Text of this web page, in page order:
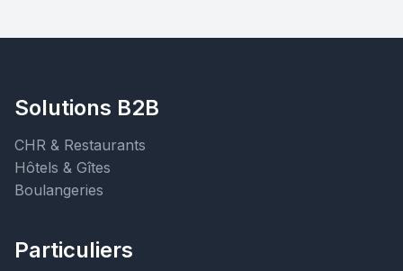
Solutions B2B
CHR & Restaurants
Hôtels & Gîtes
Boulangeries
Particuliers